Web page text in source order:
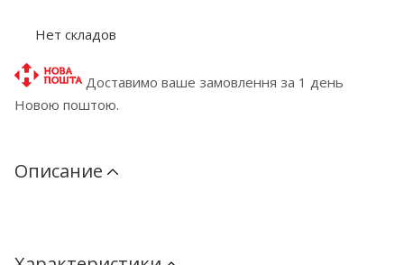
Нет складов
Доставимо ваше замовлення за 1 день
Новою поштою.
Описание